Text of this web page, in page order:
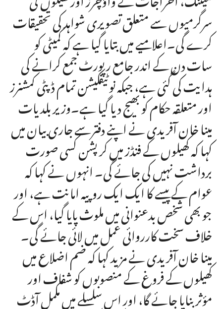
سرگرمیوں سے متعلق تصویری شواہد کی تحقیقات
کرے گی۔اعلامیے میں بتایا گیا ہے کہ کمیٹی کو
سات دن کے اندر جامع رپورٹ جمع کرانے کی
ہدایت کی گئی ہے، جبکہ نوٹیفکیشن تمام ڈپٹی کمشنرز
اور متعلقہ حکام کو بھیج دیا گیا ہے۔وزیر بلدیات
مینا خان آفریدی نے اپنے دفترسے جاری بیان میں
کہا کہ کھیلوں کے فنڈز میں کرپشن کسی صورت
برداشت نہیں کی جائے گی۔ انہوں نے کہا کہ
عوام کے پیسے کا ایک ایک روپیہ امانت ہے، اور
جو بھی شخص بدعنوانی میں ملوث پایا گیا، اس کے
خلاف سخت کارروائی عمل میں لائی جائے گی۔
مینا خان آفریدی نے مزید کہا کہ ضم اضلاع میں
کھیلوں کے فروغ کے منصوبوں کو شفاف اور
مؤثر بنایا جائے گا، اور اس سلسلے میں مکمل آڈٹ